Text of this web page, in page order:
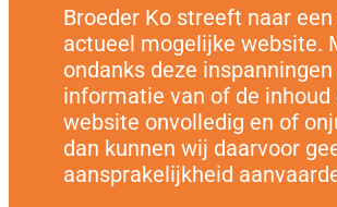
Broeder Ko streeft naar een
actueel mogelijke website.
ondanks deze inspanningen
informatie van of de inhoud
website onvolledig en of
dan kunnen wij daarvoor
aansprakelijkheid